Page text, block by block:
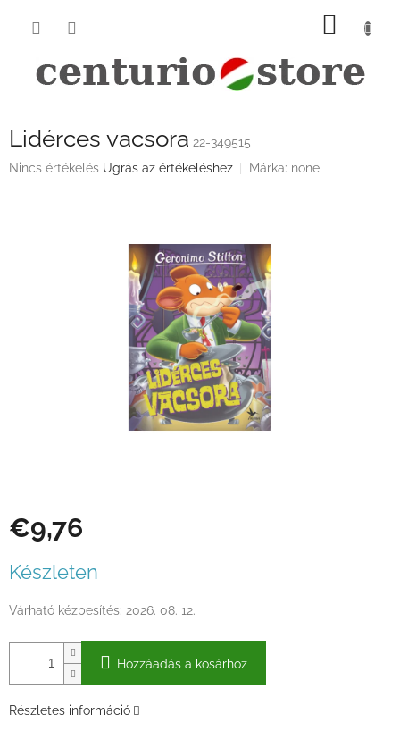
KOSÁR
Lidérces vacsora 22-349515
A
Nincs értékelés Ugrás az értékeléshez Márka: none
€9,76
Készleten
Várható kézbesítés: 2026. 08. 12.
Hozzáadás a kosárhoz
Részletes információ